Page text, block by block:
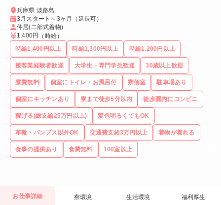
兵庫県 淡路島
3月スタート～3ヶ月（延長可）
仲居(二部式着物)
1,400円
（時給）
時給1,400円以上
時給1,300円以上 時給1,200円以上
接客業経験者歓迎 大学生・専門学生歓迎 30歳以上歓迎
寮費無料 個室にトイレ・お風呂付 寮個室 駐車場あり
個室にキッチンあり 寮まで徒歩5分以内 徒歩圏内にコンビニ
稼げる(総支給25万円以上) 髪色明るくてもOK
革靴・パンプス以外OK 交通費支給3万円以上 着物が着れる
食事の提供あり 食費無料 100室以上
お仕事詳細 寮環境 生活環境 福利厚生